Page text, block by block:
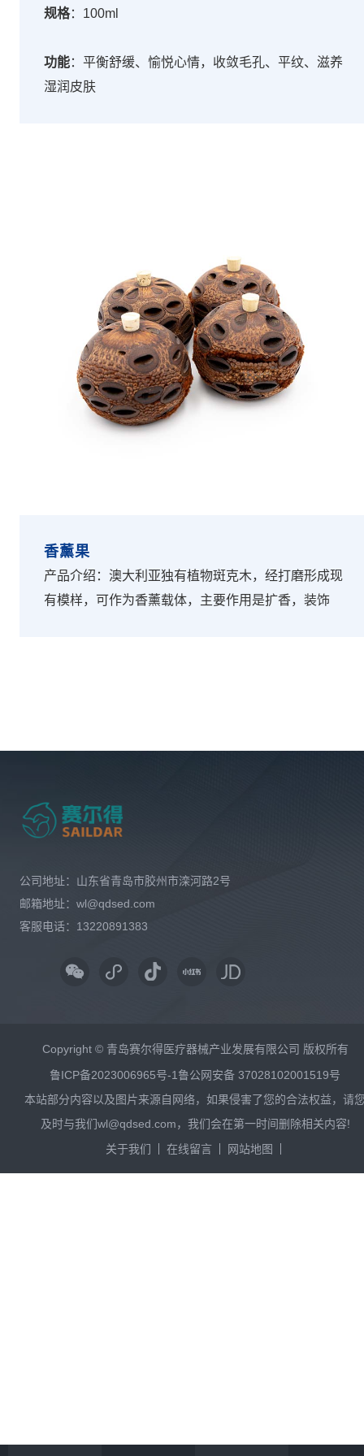
规格：100ml
功能：平衡舒缓、愉悦心情，收敛毛孔、平纹、滋养
湿润皮肤
香薰果
产品介绍：澳大利亚独有植物斑克木，经打磨形成现
有模样，可作为香薰载体，主要作用是扩香，装饰
公司地址：山东省青岛市胶州市滦河路2号
邮箱地址：wl@qdsed.com
客服电话：13220891383
Copyright © 青岛赛尔得医疗器械产业发展有限公司 版权所有
鲁ICP备2023006965号-1 鲁公网安备 37028102001519号
本站部分内容以及图片来源自网络，如果侵害了您的合法权益，请
及时与我们wl@qdsed.com，我们会在第一时间删除相关内容!
关于我们
在线留言 网站地图